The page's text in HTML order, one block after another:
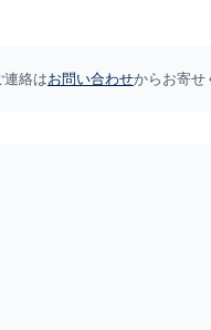
連絡はお問い合わせからお寄せ